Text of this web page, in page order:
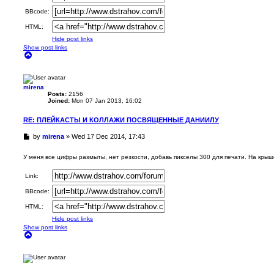
t
BBcode:
HTML:
Hide post links
Show post links
mirena
Posts: 2156
Joined: Mon 07 Jan 2013, 16:02
RE: ПЛЕЙКАСТЫ И КОЛЛАЖИ ПОСВЯЩЕННЫЕ ДАНИИЛУ
U
e
d
o
s
by mirena» Wed 17 Dec 2014, 17:43
У меня все цифры размыты, нет резкости, добавь пикселы 300 для печати. На
Link:
BBcode:
HTML:
Hide post links
Show post links